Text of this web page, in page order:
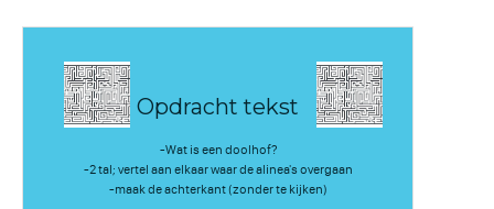
Opdracht tekst
-Wat is een doolhof?
-2 tal; vertel aan elkaar waar de alinea's overgaan
-maak de achterkant (zonder te kijken)